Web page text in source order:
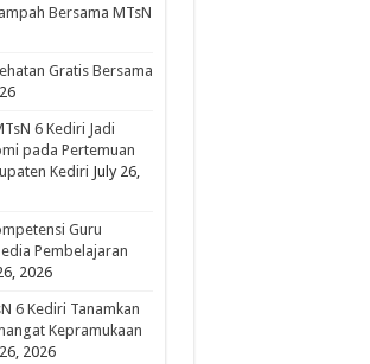
Bersama MTsN
Gratis Bersama
6 Kediri Jadi
pada Pertemuan
Kediri July 26,
Guru
Pembelajaran
2026
6 Kediri Tanamkan
Kepramukaan
2026